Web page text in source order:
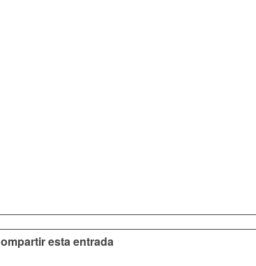
esta entrada